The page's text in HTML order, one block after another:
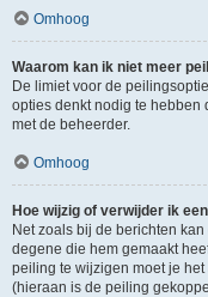
Omhoog
Waarom kan ik niet meer
De limiet voor de
opties denkt nodig te hebben
met de beheerder.
Omhoog
Hoe wijzig of verwijder ik
Net zoals bij de berichten
degene die hem gemaakt
peiling te wijzigen moet je
(hieraan is de peiling